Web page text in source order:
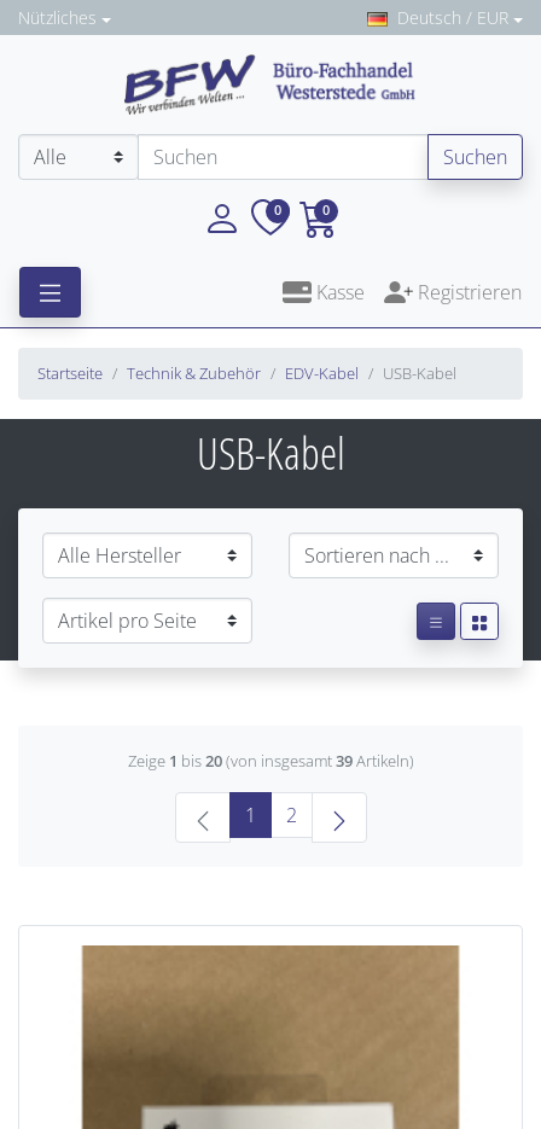
Nützliches Deutsch / EUR
Suchen
0 0
Kasse Registrieren
Startseite Technik & Zubehör EDV-Kabel USB-Kabel
USB-Kabel
Zeige 1 bis20(von insgesamt39Artikeln)
1 (current)
2